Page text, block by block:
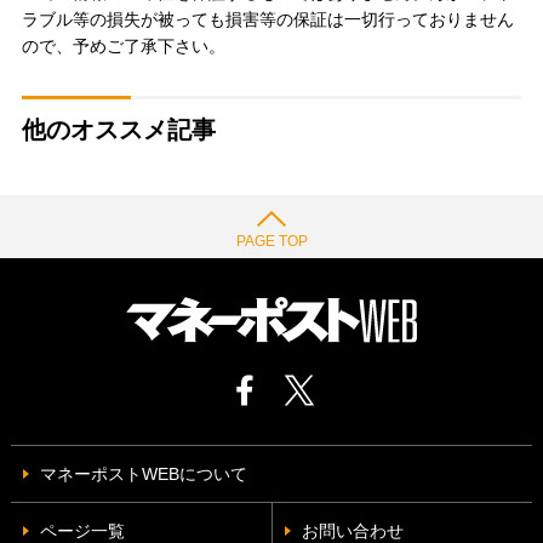
ラブル等の損失が被っても損害等の保証は一切行っておりません
ので、予めご了承下さい。
他のオススメ記事
PAGE TOP
マネーポストWEBについて
ページ一覧 お問い合わせ